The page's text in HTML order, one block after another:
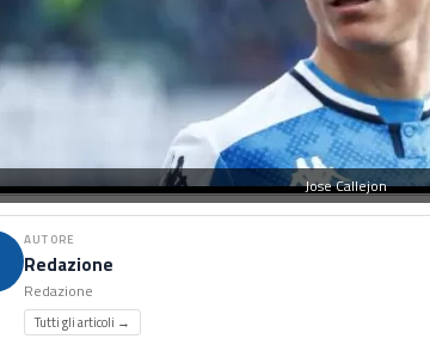
Jose Callejon
AUTORE
Redazione
Redazione
Tutti gli articoli →